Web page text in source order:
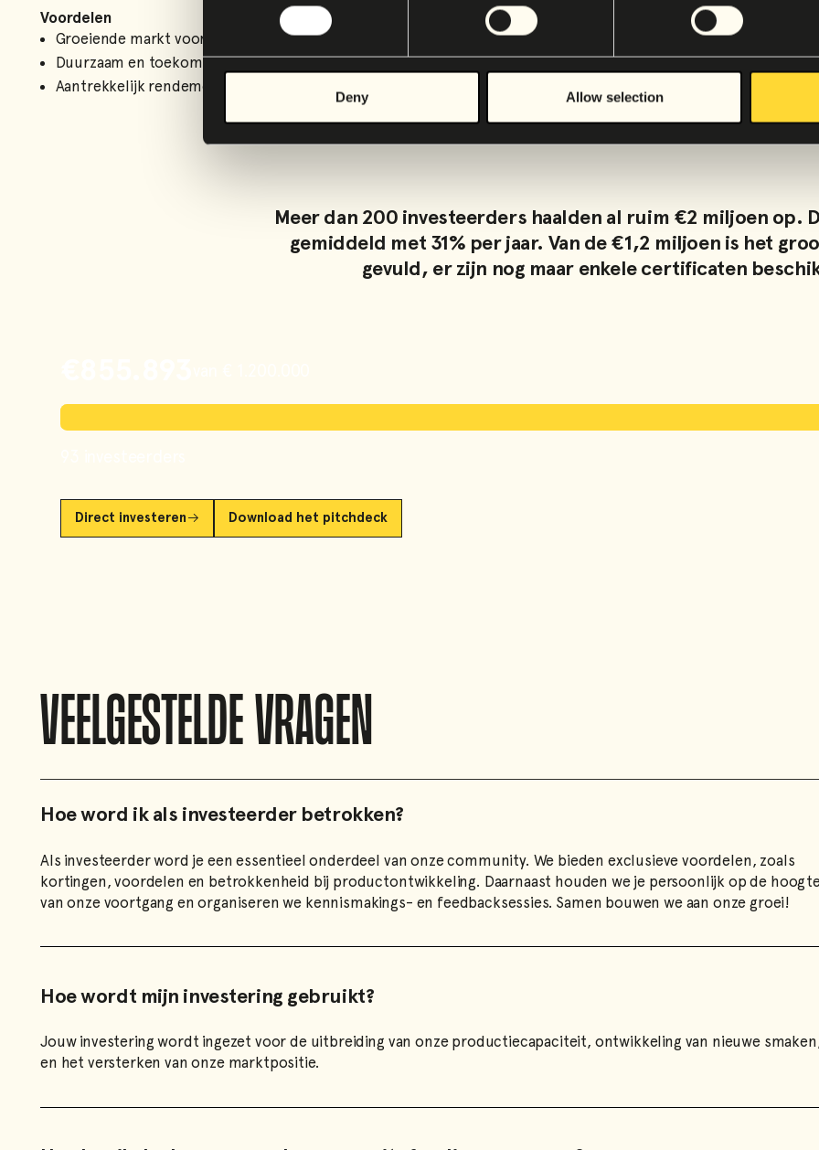
Deny Allow selection
Voordelen
Groeiende markt voor craft soda en functionele dranken
Duurzaam en toekomstbestendig bedrijfsmodel
Aantrekkelijk rendement én maatschappelijke impact
Meer dan 200 investeerders haalden al ruim €2 miljoen op.
gemiddeld met 31% per jaar. Van de €1,2 miljoen is het
gevuld, er zijn nog maar enkele certificaten
Direct investeren Download het pitchdeck
VEELGESTELDE VRAGEN
Hoe word ik als investeerder betrokken?
Als investeerder word je een essentieel onderdeel van onze community. We bieden exclusieve voordelen, zoals
kortingen, voordelen en betrokkenheid bij productontwikkeling. Daarnaast houden we je persoonlijk op de
van onze voortgang en organiseren we kennismakings- en feedbacksessies. Samen bouwen we aan onze groei!
Hoe wordt mijn investering gebruikt?
Jouw investering wordt ingezet voor de uitbreiding van onze productiecapaciteit, ontwikkeling van nieuwe
en het versterken van onze marktpositie.